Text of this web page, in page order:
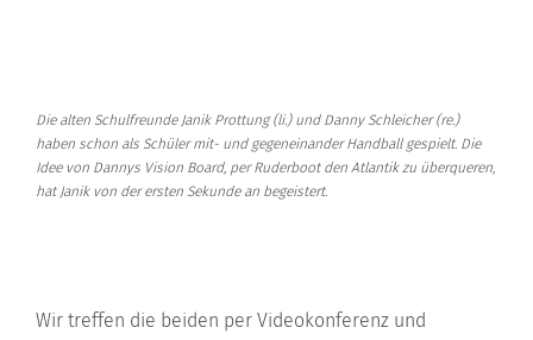
Die alten Schulfreunde Janik Prottung (li.) und Danny Schleicher (re.)
haben schon als Schüler mit- und gegeneinander Handball gespielt. Die
Idee von Dannys Vision Board, per Ruderboot den Atlantik zu überqueren,
hat Janik von der ersten Sekunde an begeistert.
Wir treffen die beiden per Videokonferenz und